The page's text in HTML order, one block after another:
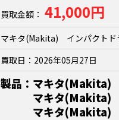
買取金額： 41,000円
マキタ(Makita) インパクトド
買取日： 2026年05月27日
製品：マキタ(Makita)
マキタ(Makita) イ
マキタ(Makita) イ